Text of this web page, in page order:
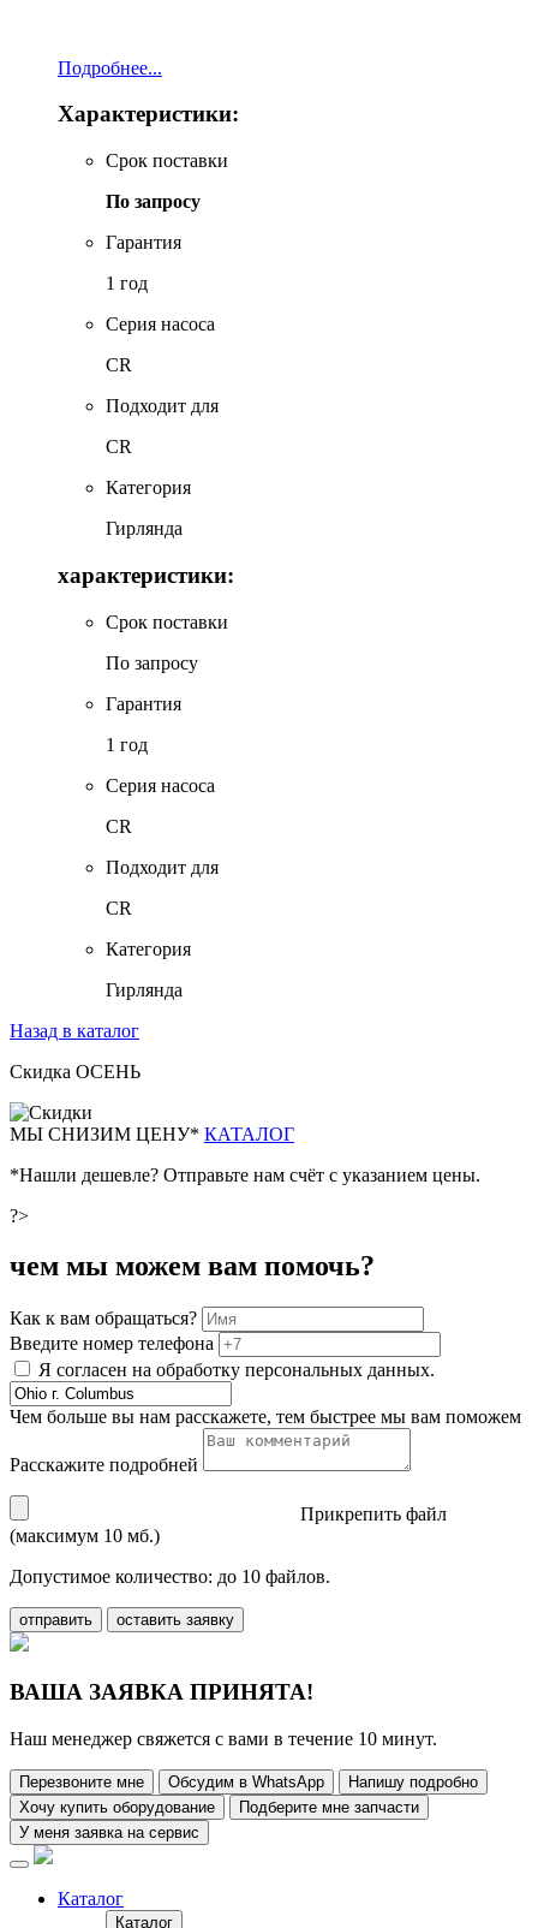
Подробнее...
Характеристики:
Срок поставки
По запросу
Гарантия
1 год
Серия насоса
CR
Подходит для
CR
Категория
Гирлянда
характеристики:
Срок поставки
По запросу
Гарантия
1 год
Серия насоса
CR
Подходит для
CR
Категория
Гирлянда
Назад в каталог
Скидка ОСЕНЬ
МЫ СНИЗИМ ЦЕНУ* КАТАЛОГ
*Нашли дешевле? Отправьте нам счёт с указанием цены.
?>
чем мы можем вам помочь?
Как к вам обращаться?
Введите номер телефона
Я согласен на обработку персональных данных.
Чем больше вы нам расскажете, тем быстрее мы вам поможем
Расскажите подробней
Прикрепить файл
(максимум 10 мб.)
Допустимое количество: до 10 файлов.
отправить оставить заявку
ВАША ЗАЯВКА ПРИНЯТА!
Наш менеджер свяжется с вами в течение 10 минут.
Перезвоните мне Обсудим в WhatsApp
Напишу подробно
Хочу купить оборудование
Подберите мне запчасти
У меня заявка на сервис
Каталог
Каталог